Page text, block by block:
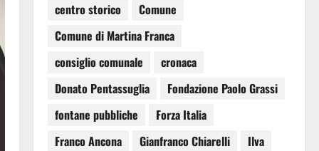
centro storico
Comune
Comune di Martina Franca
consiglio comunale
cronaca
Donato Pentassuglia
Fondazione Paolo Grassi
fontane pubbliche
Forza Italia
Franco Ancona
Gianfranco Chiarelli
Ilva